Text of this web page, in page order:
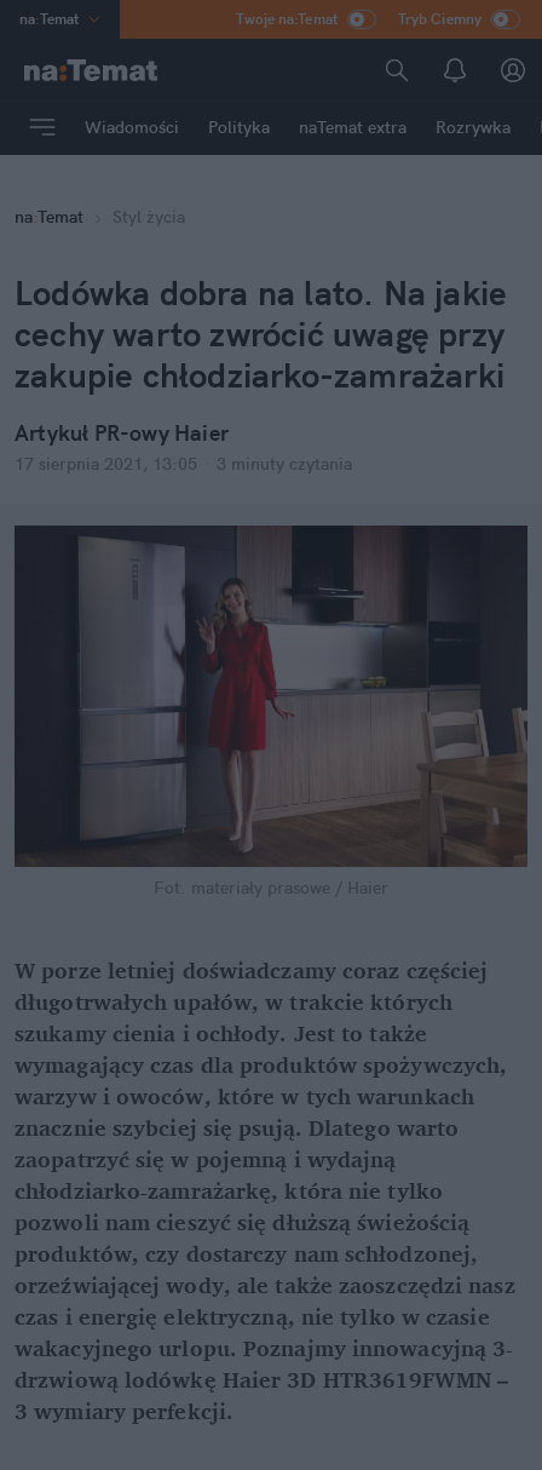
na:Temat
Poland
mama
Rozrywka
Twoje na:Temat Tryb Ciemny
Wiadomości Polityka naTemat extra Rozrywka
na:Temat Styl życia
Lodówka dobra na lato. Na jakie
cechy warto zwrócić uwagę przy
zakupie chłodziarko-zamrażarki
Artykuł PR-owy Haier
17 sierpnia 2021, 13:05 3 minuty czytania
Fot. materiały prasowe / Haier
W porze letniej doświadczamy coraz częściej
długotrwałych upałów, w trakcie których
szukamy cienia i ochłody. Jest to także
wymagający czas dla produktów spożywczych,
warzyw i owoców, które w tych warunkach
znacznie szybciej się psują. Dlatego warto
zaopatrzyć się w pojemną i wydajną
chłodziarko-zamrażarkę, która nie tylko
pozwoli nam cieszyć się dłuższą świeżością
produktów, czy dostarczy nam schłodzonej,
orzeźwiającej wody, ale także zaoszczędzi nasz
czas i energię elektryczną, nie tylko w czasie
wakacyjnego urlopu. Poznajmy innowacyjną 3-
drzwiową lodówkę Haier 3D HTR3619FWMN –
3 wymiary perfekcji.